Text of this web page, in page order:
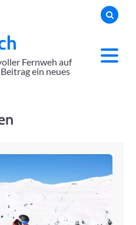
Fernweh auf
ein neues